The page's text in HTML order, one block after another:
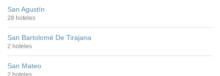
San Agustín
28 hoteles
San Bartolomé De Tirajana
2 hoteles
San Mateo
2 hoteles